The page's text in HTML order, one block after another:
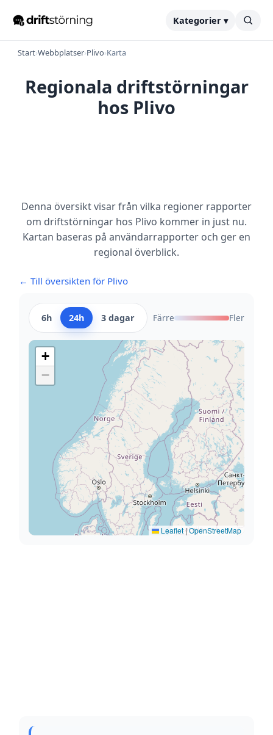
Kategorier ▾
Start›Webbplatser›Plivo›Karta
Regionala driftstörningar
hos Plivo
Denna översikt visar från vilka regioner rapporter
om driftstörningar hos Plivo kommer in just nu.
Kartan baseras på användarrapporter och ger en
regional överblick.
← Till översikten för Plivo
6h 24h 3 dagar Färre Fler
+
−
Leaflet|OpenStreetMap